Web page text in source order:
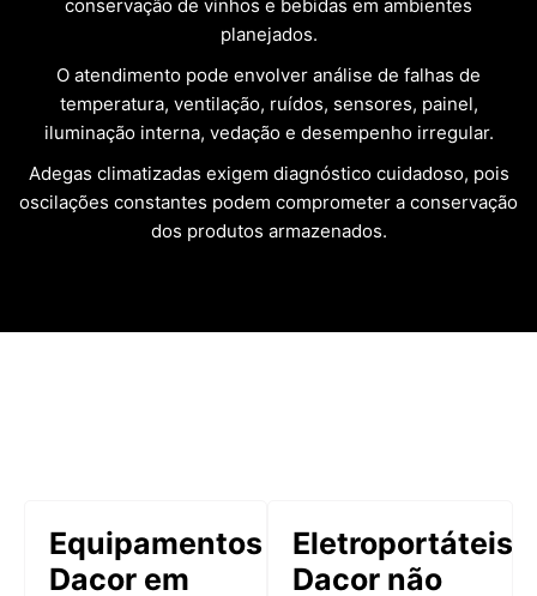
conservação de vinhos e bebidas em ambientes
planejados.
O atendimento pode envolver análise de falhas de
temperatura, ventilação, ruídos, sensores, painel,
iluminação interna, vedação e desempenho irregular.
Adegas climatizadas exigem diagnóstico cuidadoso, pois
oscilações constantes podem comprometer a conservação
dos produtos armazenados.
Equipamentos
Dacor em
Eletroportáteis
Dacor não